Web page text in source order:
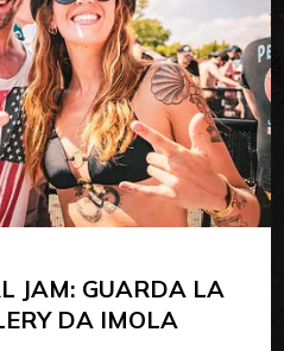
JAM: GUARDA LA
DA IMOLA